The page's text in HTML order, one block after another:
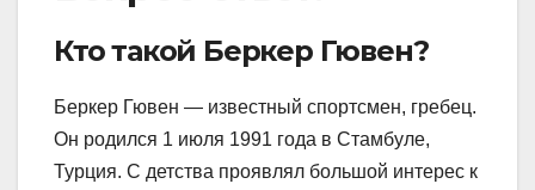
Кто такой Беркер Гювен?
Беркер Гювен — известный спортсмен, гребец.
Он родился 1 июля 1991 года в Стамбуле,
Турция. С детства проявлял большой интерес к